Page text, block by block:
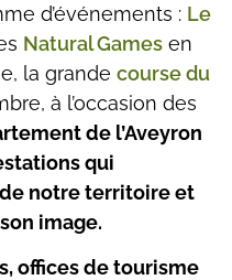
d’événements : Le
Natural Games en
la grande course du
à l’occasion des
de l’Aveyron
qui
notre territoire et
image.
offices de tourisme